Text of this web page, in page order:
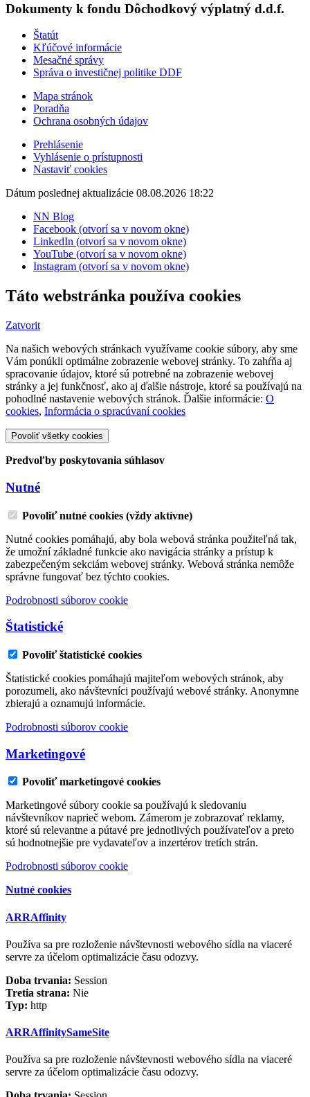
Dokumenty k fondu Dôchodkový výplatný d.d.f.
Štatút
Kľúčové informácie
Mesačné správy
Správa o investičnej politike DDF
Mapa stránok
Poradňa
Ochrana osobných údajov
Prehlásenie
Vyhlásenie o prístupnosti
Nastaviť cookies
Dátum poslednej aktualizácie 08.08.2026 18:22
NN Blog
Facebook (otvorí sa v novom okne)
LinkedIn (otvorí sa v novom okne)
YouTube (otvorí sa v novom okne)
Instagram (otvorí sa v novom okne)
Táto webstránka používa cookies
Zatvorit
Na našich webových stránkach využívame cookie súbory, aby sme
Vám ponúkli optimálne zobrazenie webovej stránky. To zahŕňa aj
spracovanie údajov, ktoré sú potrebné na zobrazenie webovej
stránky a jej funkčnosť, ako aj ďalšie nástroje, ktoré sa používajú na
pohodlné nastavenie webových stránok. Ďalšie informácie: O
cookies, Informácia o spracúvaní cookies
Povoliť všetky cookies
Predvoľby poskytovania súhlasov
Nutné
Povoliť nutné cookies (vždy aktívne)
Nutné cookies pomáhajú, aby bola webová stránka použiteľná tak,
že umožní základné funkcie ako navigácia stránky a prístup k
zabezpečeným sekciám webovej stránky. Webová stránka nemôže
správne fungovať bez týchto cookies.
Podrobnosti súborov cookie
Štatistické
Povoliť štatistické cookies
Štatistické cookies pomáhajú majiteľom webových stránok, aby
porozumeli, ako návštevníci používajú webové stránky. Anonymne
zbierajú a oznamujú informácie.
Podrobnosti súborov cookie
Marketingové
Povoliť marketingové cookies
Marketingové súbory cookie sa používajú k sledovaniu
návštevníkov naprieč webom. Zámerom je zobrazovať reklamy,
ktoré sú relevantne a pútavé pre jednotlivých používateľov a preto
sú hodnotnejšie pre vydavateľov a inzertérov tretích strán.
Podrobnosti súborov cookie
Nutné cookies
ARRAffinity
Používa sa pre rozloženie návštevnosti webového sídla na viaceré
servre za účelom optimalizácie času odozvy.
Doba trvania: Session
Tretia strana: Nie
Typ: http
ARRAffinitySameSite
Používa sa pre rozloženie návštevnosti webového sídla na viaceré
servre za účelom optimalizácie času odozvy.